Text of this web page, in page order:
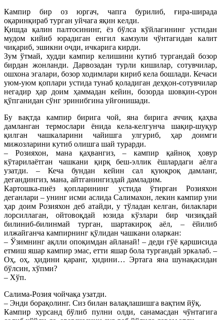
Кампир бир оз юргач, чапга бурилиб, ғира-ширада
оқаринқираб турган уйчага яқин келди.
Қишда қалин палтосининг, ёз бўлса кўйлагининг устидан
мудом кийиб юрадиган енгил камзули чўнтагидан калит
чиқариб, эшикни очди, ичкарига кирди.
Зум ўтмай, худди кампир келишини кутиб тургандай бозор
бирдан жонланди. Дарвозадан турли кишилар, сотувчилар,
ошхона эгалари, бозор ходимлари кириб кела бошлади. Кечаси
уюм-уюм қоплари устида тунаб қоладиган деҳқон-сотувчилар
негадир ҳар доим ҳаммадан кейин, бозорда шовқин-сурон
қўпганидан сўнг эринибгина уйғонишади.
Бу вақтда кампир бирига чой, яна бирига аччиқ қаҳва
дамланган термослари ёнида кела-келгунча шақир-шуқур
қилган чашкаларини чайишга улгуриб, ҳар доимги
мижозларини кутиб олишга шай турарди.
– Розияхон, мана қаҳвангиз, – кампир қайноқ ҳовур
кўтарилаётган чашкани қирқ беш-эллик ёшлардаги аёлга
узатди. – Кеча бундан кейин сал қуюқроқ дамланг,
дегандингиз, мана, айтганингиздай дамладим.
Картошка-пиёз қопларининг устида ўтирган Розияхон
деганлари – унинг исми аслида Салимахон, лекин кампир уни
ҳар доим Розияхон деб атайди, у тўладан келган, билаклари
лорсиллаган, ойтовоқдай юзида кўзлари бир чизиқдай
билиниб-билинмай турган, шартакироқ аёл, – ёйилиб
илжайганча кампирнинг қўлидан чашкани оларкан:
– Ўзимнинг ақлли опоқимдан айланай! – деди гўё қаршисида
етмиш яшар кампир эмас, етти яшар бола тургандай эркалаб. –
Оҳ, оҳ, ҳидини қаранг, ҳидини… Эртага яна шунақасидан
бўлсин, хўпми?
– Хўп.
Салима-Розия чойчақа узатди.
– Энди борақолинг. Сиз билан валақлашишга вақтим йўқ.
Кампир хурсанд бўлиб пулни олди, санамасдан чўнтагига